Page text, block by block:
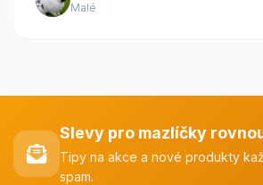
Malé
Slevy pro mazlíčky
Tipy na akce a nové produkty
spam.